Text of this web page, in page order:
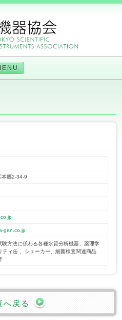
郷2-34-9
gen.co.jp
方法に係わる各種水質分析機器、薬理学
ティ缶 、シェーカー、細菌検査関連商品
へ戻る